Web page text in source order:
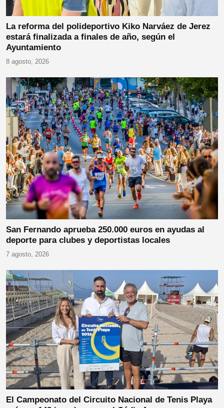
La reforma del polideportivo Kiko Narváez de Jerez
estará finalizada a finales de año, según el
Ayuntamiento
8 agosto, 2026
San Fernando aprueba 250.000 euros en ayudas al
deporte para clubes y deportistas locales
7 agosto, 2026
El Campeonato del Circuito Nacional de Tenis Playa